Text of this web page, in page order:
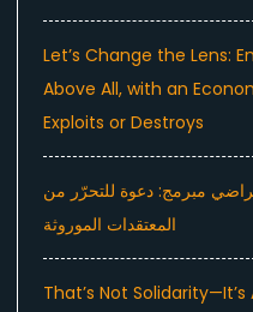
Let’s Change the Lens:
Above All, with an
Exploits or Destroys
مبرمج: دعوة للتحرّر من
المعتقدات الموروثة
That’s Not